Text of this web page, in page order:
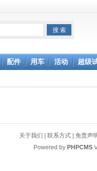
配件 用车 活动 超级
关于我们 联系方式 免责声
Powered by PHPCMS